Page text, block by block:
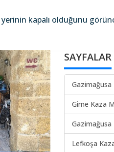
kapalı olduğunu görünce
SAYFALAR
Gazimağusa
Girne Kaza
Gazimağusa
Lefkoşa